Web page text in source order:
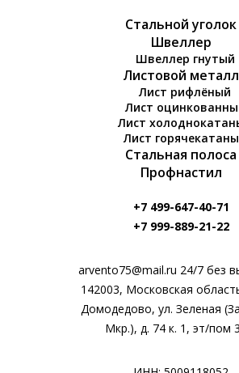
Стальной уголок
Швеллер
Швеллер гнутый
Листовой металл
Лист рифлёный
Лист
Лист
Лист
Стальная полоса
Профнастил
+7 499-647-40-71
+7 999-889-21-22
arvento75@mail.ru 24/7 без
142003, Московская
Домодедово, ул. Зеленая
Мкр.), д. 74 к. 1, эт/пом